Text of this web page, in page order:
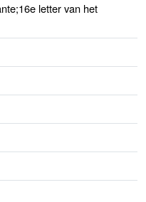
letter van het